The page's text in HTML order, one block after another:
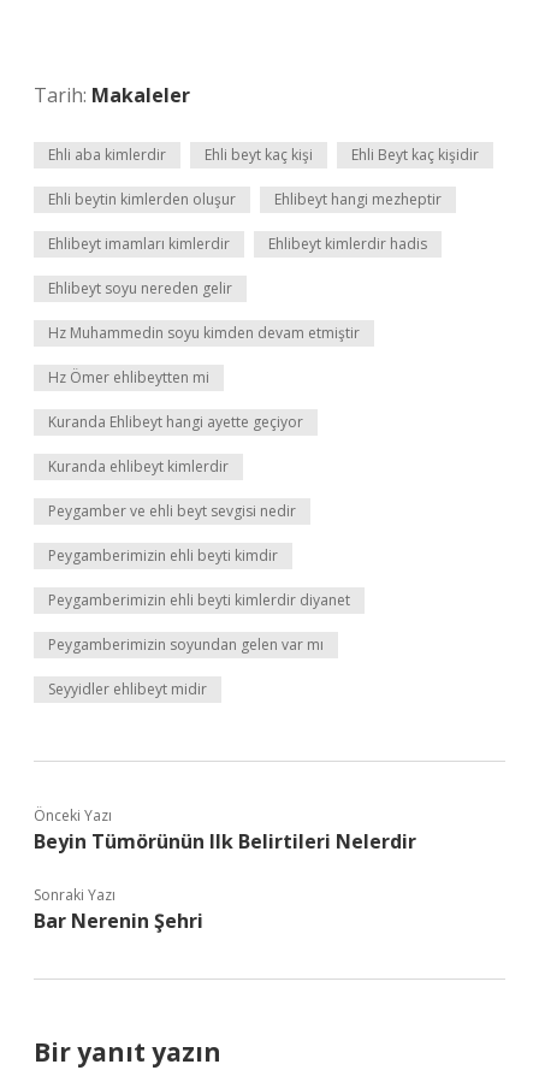
Tarih: Makaleler
Ehli aba kimlerdir Ehli beyt kaç kişi Ehli Beyt kaç kişidir
Ehli beytin kimlerden oluşur Ehlibeyt hangi mezheptir
Ehlibeyt imamları kimlerdir Ehlibeyt kimlerdir hadis
Ehlibeyt soyu nereden gelir
Hz Muhammedin soyu kimden devam etmiştir
Hz Ömer ehlibeytten mi
Kuranda Ehlibeyt hangi ayette geçiyor
Kuranda ehlibeyt kimlerdir
Peygamber ve ehli beyt sevgisi nedir
Peygamberimizin ehli beyti kimdir
Peygamberimizin ehli beyti kimlerdir diyanet
Peygamberimizin soyundan gelen var mı
Seyyidler ehlibeyt midir
Önceki Yazı
Beyin Tümörünün Ilk Belirtileri Nelerdir
Sonraki Yazı
Bar Nerenin Şehri
Bir yanıt yazın